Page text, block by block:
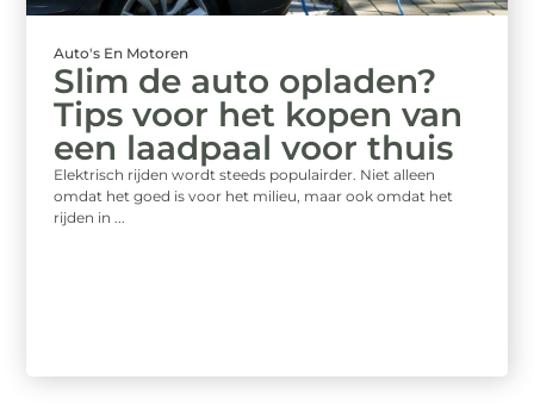
Auto's En Motoren
Slim de auto opladen?
Tips voor het kopen van
een laadpaal voor thuis
Elektrisch rijden wordt steeds populairder. Niet alleen
omdat het goed is voor het milieu, maar ook omdat het
rijden in ...